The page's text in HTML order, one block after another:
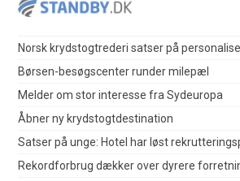
Norsk krydstogtrederi satser på
Børsen-besøgscenter runder milepæl
Melder om stor interesse fra Sydeuropa
Åbner ny krydstogtdestination
Satser på unge: Hotel har løst
Rekordforbrug dækker over dyrere